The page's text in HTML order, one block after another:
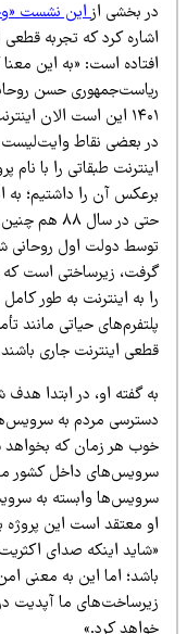
بخشی ازاین نشست «وحید
کرد که تجربه قطعی
است: «به این معنا که
حسن روحانی
۱۴۰۱ این است الان
بعضی نقاط وایت‌لیست
آن را داشتیم؛ به
حتی در سال ۸۸ هم
دولت اول روحانی شروع
زیرساختی است که به
به اینترنت به طور کامل
حیاتی مانند تأمین
اینترنت جاری باشند.»
گفته او، در ابتدا هدف
مردم به سرویس‌ها را
هر زمان که بخواهد
داخل کشور محصور
وابسته به
معتقد است این پروژه
اینکه صدای اکثریت را
اما این به معنی امن
ما آپدیت دریافت